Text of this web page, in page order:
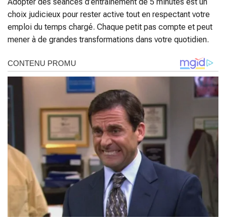
Adopter des séances d’entraînement de 5 minutes est un
choix judicieux pour rester active tout en respectant votre
emploi du temps chargé. Chaque petit pas compte et peut
mener à de grandes transformations dans votre quotidien.